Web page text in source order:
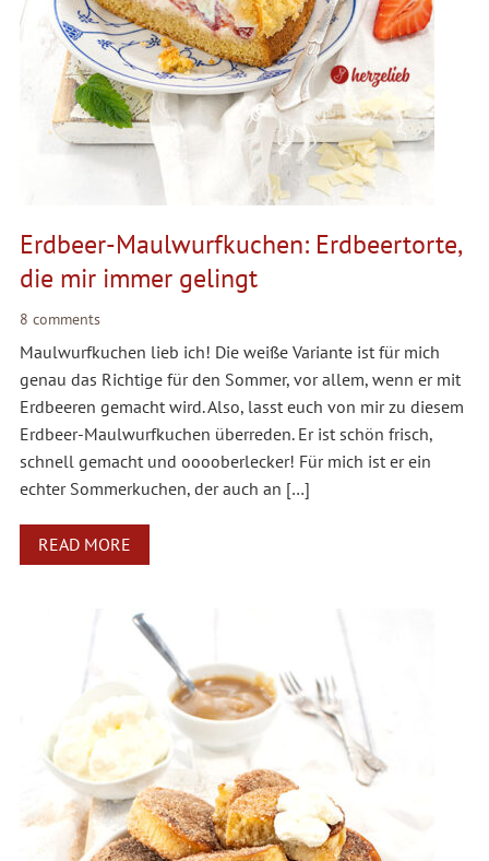
Erdbeer-Maulwurfkuchen: Erdbeertorte,
die mir immer gelingt
8 comments
Maulwurfkuchen lieb ich! Die weiße Variante ist für mich
genau das Richtige für den Sommer, vor allem, wenn er mit
Erdbeeren gemacht wird. Also, lasst euch von mir zu diesem
Erdbeer-Maulwurfkuchen überreden. Er ist schön frisch,
schnell gemacht und ooooberlecker! Für mich ist er ein
echter Sommerkuchen, der auch an […]
READ MORE